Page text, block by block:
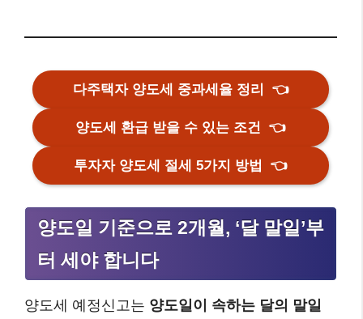
다주택자 양도세 중과세율 정리 👈
양도세 환급 받을 수 있는 조건 👈
투자자 양도세 절세 5가지 방법 👈
양도일 기준으로 2개월, ‘달 말일’부
터 세야 합니다
양도세 예정신고는 양도일이 속하는 달의 말일